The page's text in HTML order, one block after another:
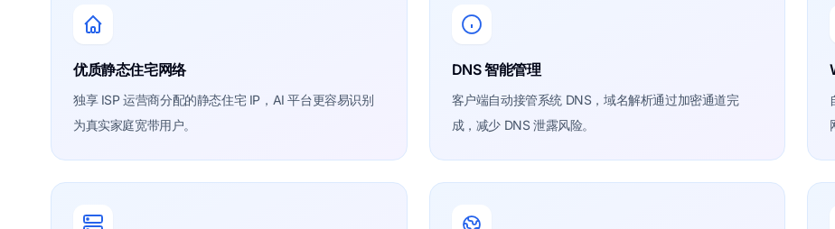
优质静态住宅网络
独享 ISP 运营商分配的静态住宅 IP，AI 平台更容易识别
为真实家庭宽带用户。
DNS 智能管理
客户端自动接管系统 DNS，域名解析通过加密通道完
成，减少 DNS 泄露风险。